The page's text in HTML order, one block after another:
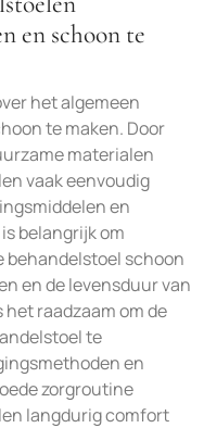
en schoon te
het algemeen
te maken. Door
materialen
vaak eenvoudig
en
belangrijk om
behandelstoel schoon
en de levensduur van
raadzaam om de
te
en
zorgroutine
langdurig comfort